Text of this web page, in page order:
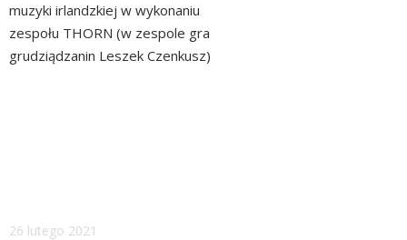
muzyki irlandzkiej w wykonaniu
zespołu THORN (w zespole gra
grudziądzanin Leszek Czenkusz)
Dodano
26 lutego 2021